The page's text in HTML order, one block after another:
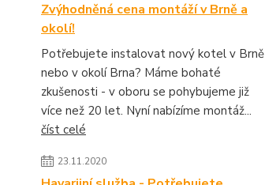
Zvýhodněná cena montáží v Brně a
okolí!
Potřebujete instalovat nový kotel v Brně
nebo v okolí Brna? Máme bohaté
zkušenosti - v oboru se pohybujeme již
více než 20 let. Nyní nabízíme montáž...
číst celé
23.11.2020